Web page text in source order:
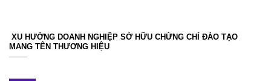
XU HƯỚNG DOANH NGHIỆP SỞ HỮU CHỨNG CHỈ ĐÀO TẠO
MANG TÊN THƯƠNG HIỆU